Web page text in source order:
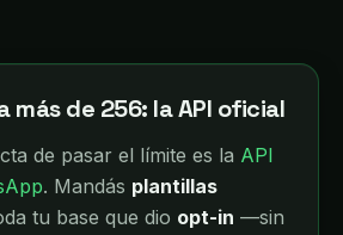
más de 256: la API oficial
de pasar el límite es la API
. Mandás plantillas
tu base que dio opt-in —sin